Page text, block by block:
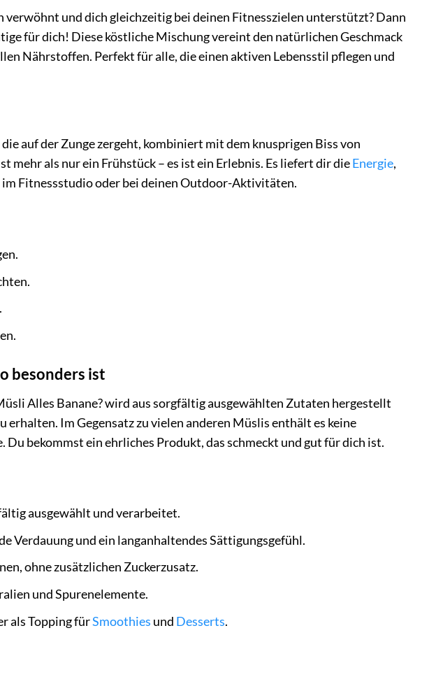
verwöhnt und dich gleichzeitig bei deinen Fitnesszielen unterstützt? Dann
für dich! Diese köstliche Mischung vereint den natürlichen Geschmack
Nährstoffen. Perfekt für alle, die einen aktiven Lebensstil pflegen und
auf der Zunge zergeht, kombiniert mit dem knusprigen Biss von
als nur ein Frühstück – es ist ein Erlebnis. Es liefert dir dieEnergie,
im Fitnessstudio oder bei deinen Outdoor-Aktivitäten.
besonders ist
Alles Banane? wird aus sorgfältig ausgewählten Zutaten hergestellt
Im Gegensatz zu vielen anderen Müslis enthält es keine
bekommst ein ehrliches Produkt, das schmeckt und gut für dich ist.
ausgewählt und verarbeitet.
Verdauung und ein langanhaltendes Sättigungsgefühl.
ohne zusätzlichen Zuckerzusatz.
und Spurenelemente.
als Topping fürSmoothies und Desserts.